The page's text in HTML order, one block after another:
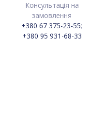
Консультація на
замовлення
+380 67 375-23-55;
+380 95 931-68-33